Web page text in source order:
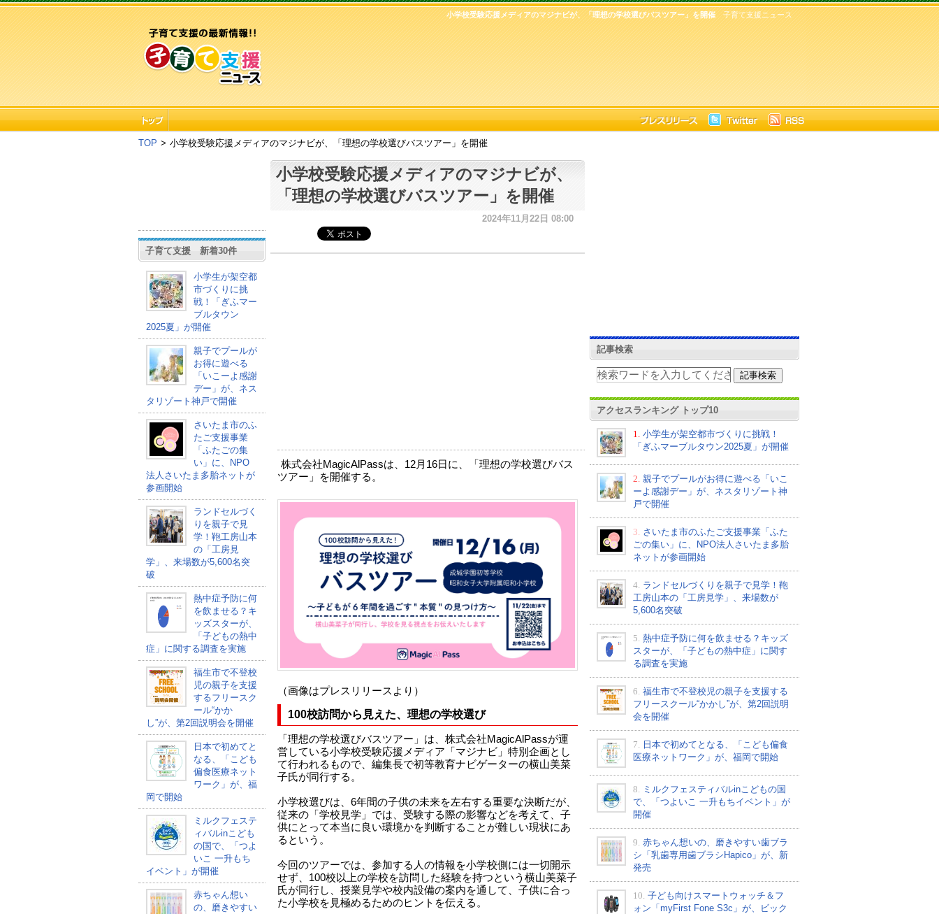
子育て支援ニュース
小学校受験応援メディアのマジナビが、「理想の学校選びバスツアー」を開催
TOP > 小学校受験応援メディアのマジナビが、「理想の学校選びバスツアー」を開催
子育て支援 新着30件
小学生が架空都
市づくりに挑
戦！「ぎふマー
ブルタウン
2025夏」が開催
親子でプールが
お得に遊べる
「いこーよ感謝
デー」が、ネス
タリゾート神戸で開催
さいたま市のふ
たご支援事業
「ふたごの集
い」に、NPO
法人さいたま多胎ネットが
参画開始
ランドセルづく
りを親子で見
学！鞄工房山本
の「工房見
学」、来場数が5,600名突
破
熱中症予防に何
を飲ませる？キ
ッズスターが、
「子どもの熱中
症」に関する調査を実施
福生市で不登校
児の親子を支援
するフリースク
ール“かか
し”が、第2回説明会を開催
日本で初めてと
なる、「こども
偏食医療ネット
ワーク」が、福
岡で開始
ミルクフェステ
ィバルinこども
の国で、「つよ
いこ 一升もち
イベント」が開催
赤ちゃん想い
の、磨きやすい
小学校受験応援メディアのマジナビが、
「理想の学校選びバスツアー」を開催
2024年11月22日 08:00
株式会社MagicAlPassは、12月16日に、「理想の学校選びバス
ツアー」を開催する。
（画像はプレスリリースより）
100校訪問から見えた、理想の学校選び
「理想の学校選びバスツアー」は、株式会社MagicAlPassが運
営している小学校受験応援メディア「マジナビ」特別企画とし
て行われるもので、編集長で初等教育ナビゲーターの横山美菜
子氏が同行する。
小学校選びは、6年間の子供の未来を左右する重要な決断だが、
従来の「学校見学」では、受験する際の影響などを考えて、子
供にとって本当に良い環境かを判断することが難しい現状にあ
るという。
今回のツアーでは、参加する人の情報を小学校側には一切開示
せず、100校以上の学校を訪問した経験を持つという横山美菜子
氏が同行し、授業見学や校内設備の案内を通して、子供に合っ
た小学校を見極めるためのヒントを伝える。
記事検索
アクセスランキング トップ10
1.
小学生が架空都市づくりに挑戦！
「ぎふマーブルタウン2025夏」が開催
2. 親子でプールがお得に遊べる「いこ
ーよ感謝デー」が、ネスタリゾート神
戸で開催
3. さいたま市のふたご支援事業「ふた
ごの集い」に、NPO法人さいたま多胎
ネットが参画開始
4. ランドセルづくりを親子で見学！鞄
工房山本の「工房見学」、来場数が
5,600名突破
5. 熱中症予防に何を飲ませる？キッズ
スターが、「子どもの熱中症」に関す
る調査を実施
6. 福生市で不登校児の親子を支援する
フリースクール“かかし”が、第2回説明
会を開催
7.
日本で初めてとなる、「こども偏食
医療ネットワーク」が、福岡で開始
8.
ミルクフェスティバルinこどもの国
で、「つよいこ 一升もちイベント」が
開催
9. 赤ちゃん想いの、磨きやすい歯ブラ
シ「乳歯専用歯ブラシHapico」が、新
発売
10. 子ども向けスマートウォッチ＆フ
ォン「myFirst Fone S3c」が、ビック